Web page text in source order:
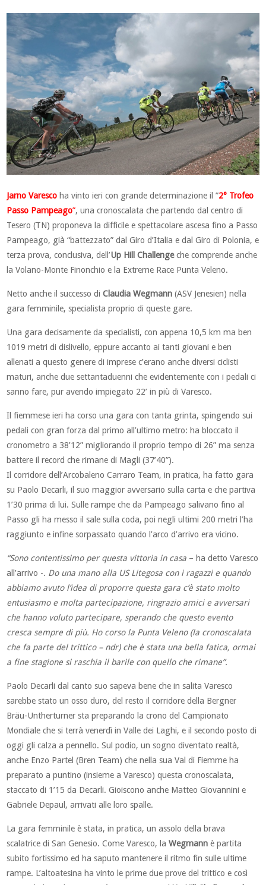
Jarno Varesco ha vinto ieri con grande determinazione il ”2° Trofeo
Passo Pampeago”, una cronoscalata che partendo dal centro di
Tesero (TN) proponeva la difficile e spettacolare ascesa fino a Passo
Pampeago, già “battezzato” dal Giro d’Italia e dal Giro di Polonia, e
terza prova, conclusiva, dell’Up Hill Challengeche comprende anche
la Volano-Monte Finonchio e la Extreme Race Punta Veleno.
Netto anche il successo diClaudia Wegmann (ASV Jenesien) nella
gara femminile, specialista proprio di queste gare.
Una gara decisamente da specialisti, con appena 10,5 km ma ben
1019 metri di dislivello, eppure accanto ai tanti giovani e ben
allenati a questo genere di imprese c’erano anche diversi ciclisti
maturi, anche due settantaduenni che evidentemente con i pedali ci
sanno fare, pur avendo impiegato 22’ in più di Varesco.
Il fiemmese ieri ha corso una gara con tanta grinta, spingendo sui
pedali con gran forza dal primo all’ultimo metro: ha bloccato il
cronometro a 38’12” migliorando il proprio tempo di 26” ma senza
battere il record che rimane di Magli (37’40”).
Il corridore dell’Arcobaleno Carraro Team, in pratica, ha fatto gara
su Paolo Decarli, il suo maggior avversario sulla carta e che partiva
1’30 prima di lui. Sulle rampe che da Pampeago salivano fino al
Passo gli ha messo il sale sulla coda, poi negli ultimi 200 metri l’ha
raggiunto e infine sorpassato quando l’arco d’arrivo era vicino.
“Sono contentissimo per questa vittoria in casa – ha detto Varesco
all’arrivo -. Do una mano alla US Litegosa con i ragazzi e quando
abbiamo avuto l’idea di proporre questa gara c’è stato molto
entusiasmo e molta partecipazione, ringrazio amici e avversari
che hanno voluto partecipare, sperando che questo evento
cresca sempre di più. Ho corso la Punta Veleno (la cronoscalata
che fa parte del trittico – ndr) che è stata una bella fatica, ormai
a fine stagione si raschia il barile con quello che rimane”.
Paolo Decarli dal canto suo sapeva bene che in salita Varesco
sarebbe stato un osso duro, del resto il corridore della Bergner
Bräu-Untherturner sta preparando la crono del Campionato
Mondiale che si terrà venerdì in Valle dei Laghi, e il secondo posto di
oggi gli calza a pennello. Sul podio, un sogno diventato realtà,
anche Enzo Partel (Bren Team) che nella sua Val di Fiemme ha
preparato a puntino (insieme a Varesco) questa cronoscalata,
staccato di 1’15 da Decarli. Gioiscono anche Matteo Giovannini e
Gabriele Depaul, arrivati alle loro spalle.
La gara femminile è stata, in pratica, un assolo della brava
scalatrice di San Genesio. Come Varesco, laWegmann è partita
subito fortissimo ed ha saputo mantenere il ritmo fin sulle ultime
rampe. L’altoatesina ha vinto le prime due prove del trittico e così